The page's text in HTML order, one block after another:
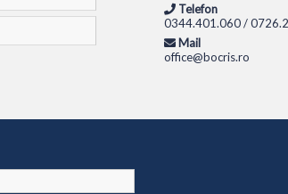
Telefon
0344.401.060 /
Mail
office@bocris.ro
ROUTERE SWITCH-URI APARATE FOTO CAMERE VIDEO